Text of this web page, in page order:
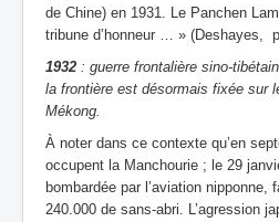
de Chine) en 1931. Le Panchen
tribune d’honneur … » (Deshayes,
1932 : guerre frontalière sino-
la frontière est désormais fixée sur
Mékong.
À noter dans ce contexte qu’en
occupent la Manchourie ; le 29
bombardée par l’aviation nipponne,
240.000 de sans-abri. L’agression